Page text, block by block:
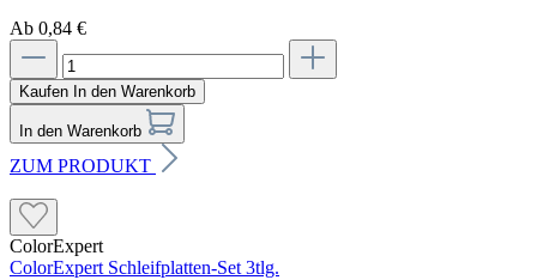
Ab 0,84 €
Kaufen In den Warenkorb
In den Warenkorb
ZUM PRODUKT
ColorExpert
ColorExpert Schleifplatten-Set 3tlg.